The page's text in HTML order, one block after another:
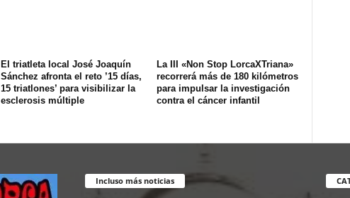
El triatleta local José Joaquín
Sánchez afronta el reto ’15 días,
15 triatlones’ para visibilizar la
esclerosis múltiple
La III «Non Stop LorcaXTriana»
recorrerá más de 180 kilómetros
para impulsar la investigación
contra el cáncer infantil
Incluso más noticias